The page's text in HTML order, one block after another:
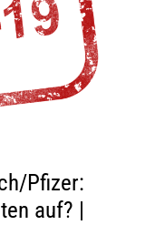
Pfizer:
auf? |